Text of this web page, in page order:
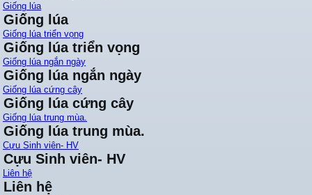
Giống lúa
Giống lúa
Giống lúa triển vọng
Giống lúa triển vọng
Giống lúa ngắn ngày
Giống lúa ngắn ngày
Giống lúa cứng cây
Giống lúa cứng cây
Giống lúa trung mùa.
Giống lúa trung mùa.
Cựu Sinh viên- HV
Cựu Sinh viên- HV
Liên hệ
Liên hệ